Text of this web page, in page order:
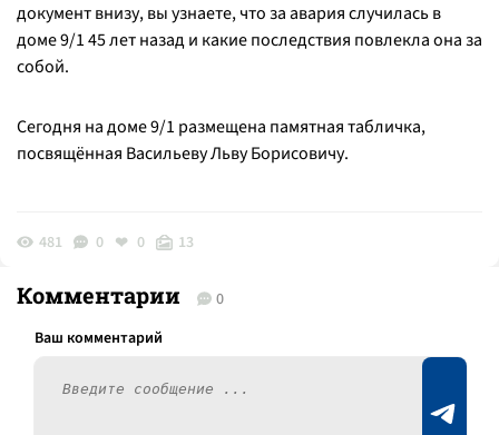
документ внизу, вы узнаете, что за авария случилась в
доме 9/1 45 лет назад и какие последствия повлекла она за
собой.
Сегодня на доме 9/1 размещена памятная табличка,
посвящённая Васильеву Льву Борисовичу.
481 0 0 13
Комментарии 0